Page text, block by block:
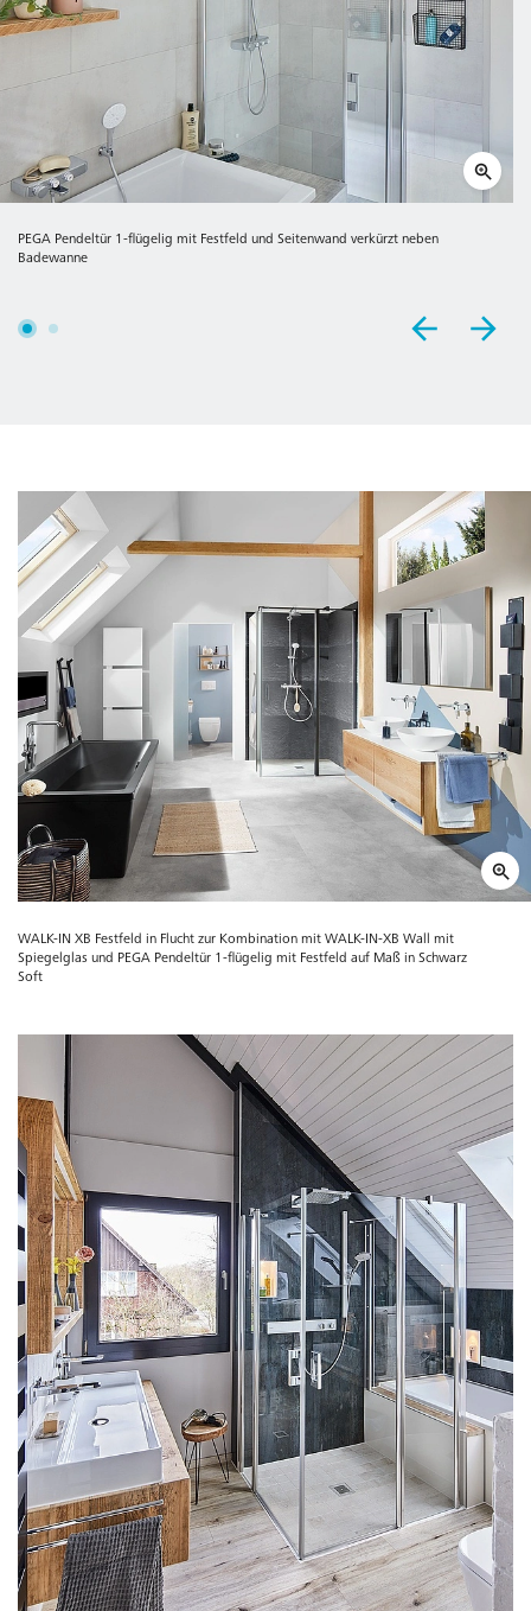
PEGA Pendeltür 1-flügelig mit Festfeld und Seitenwand verkürzt neben
Badewanne
WALK-IN XB Festfeld in Flucht zur Kombination mit WALK-IN-XB Wall mit
Spiegelglas und PEGA Pendeltür 1-flügelig mit Festfeld auf Maß in Schwarz
Soft